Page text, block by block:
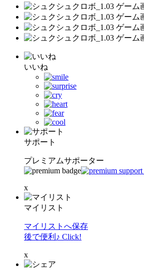
いいね
サポート
プレミアムサポーター
x
マイリスト
マイリストへ保存
後で便利♪ Click!
x